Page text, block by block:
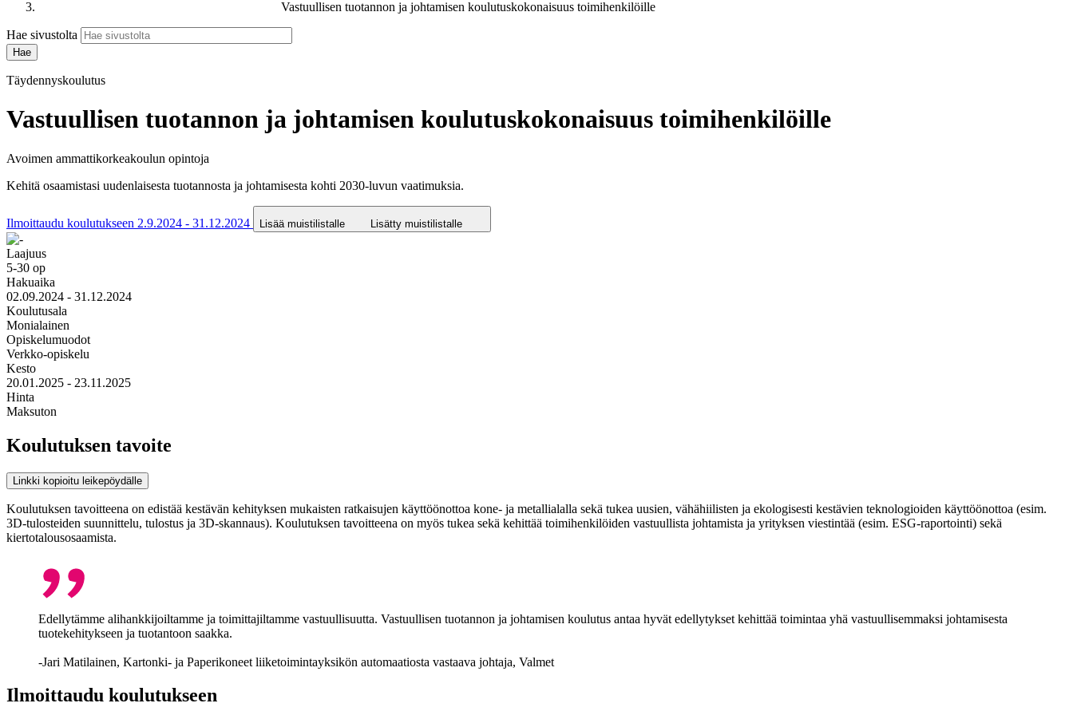
Vastuullisen tuotannon ja johtamisen koulutuskokonaisuus toimihenkilöille
Hae sivustolta
Täydennyskoulutus
Vastuullisen tuotannon ja johtamisen koulutuskokonaisuus toimihenkilöille
Avoimen ammattikorkeakoulun opintoja
Kehitä osaamistasi uudenlaisesta tuotannosta ja johtamisesta kohti 2030-luvun vaatimuksia.
Ilmoittaudu koulutukseen 2.9.2024 - 31.12.2024 Lisää muistilistalle Lisätty muistilistalle
Laajuus
5-30 op
Hakuaika
02.09.2024 - 31.12.2024
Koulutusala
Monialainen
Opiskelumuodot
Verkko-opiskelu
Kesto
20.01.2025 - 23.11.2025
Hinta
Maksuton
Koulutuksen tavoite
Linkki kopioitu leikepöydälle
Koulutuksen tavoitteena on edistää kestävän kehityksen mukaisten ratkaisujen käyttöönottoa kone- ja metallialalla sekä tukea uusien, vähähiilisten ja ekologisesti kestävien teknologioiden käyttöönottoa (esim.
3D-tulosteiden suunnittelu, tulostus ja 3D-skannaus). Koulutuksen tavoitteena on myös tukea sekä kehittää toimihenkilöiden vastuullista johtamista ja yrityksen viestintää (esim. ESG-raportointi) sekä
kiertotalousosaamista.
Edellytämme alihankkijoiltamme ja toimittajiltamme vastuullisuutta. Vastuullisen tuotannon ja johtamisen koulutus antaa hyvät edellytykset kehittää toimintaa yhä vastuullisemmaksi johtamisesta
tuotekehitykseen ja tuotantoon saakka.
-Jari Matilainen, Kartonki- ja Paperikoneet liiketoimintayksikön automaatiosta vastaava johtaja, Valmet
Ilmoittaudu koulutukseen